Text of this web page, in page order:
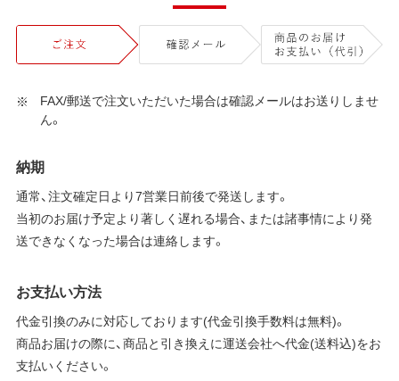
FAX/郵送で注文いただいた場合は確認メールはお送りしませ
ん。
納期
通常、注文確定日より7営業日前後で発送します。
当初のお届け予定より著しく遅れる場合、または諸事情により発
送できなくなった場合は連絡します。
お支払い方法
代金引換のみに対応しております(代金引換手数料は無料)。
商品お届けの際に、商品と引き換えに運送会社へ代金(送料込)をお
支払いください。